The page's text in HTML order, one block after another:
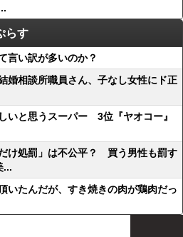
らす
言い訳が多いのか？
婚相談所職員さん、子なし女性にド正
いと思うスーパー 3位『ヤオコー』
け処罰」は不公平？ 買う男性も罰す
...
いたんだが、すき焼きの肉が鶏肉だっ